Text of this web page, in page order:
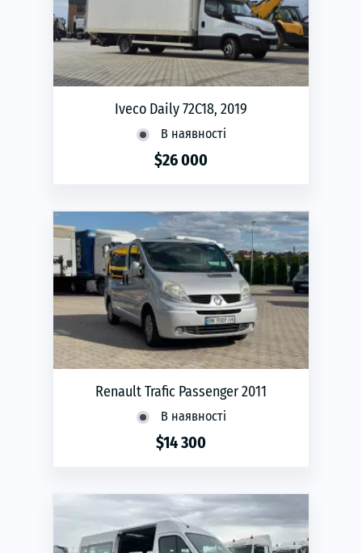
Iveco Daily 72C18, 2019
В наявності
$26 000
Renault Trafic Passenger 2011
В наявності
$14 300